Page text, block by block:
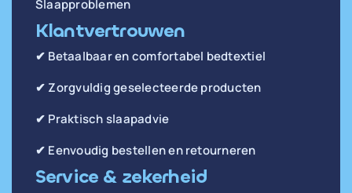
Slaapproblemen
Klantvertrouwen
✔ Betaalbaar en comfortabel bedtextiel
✔ Zorgvuldig geselecteerde producten
✔ Praktisch slaapadvie
✔ Eenvoudig bestellen en retourneren
Service & zekerheid